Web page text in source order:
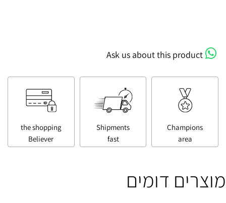
Ask us about this product
Champions
area
Shipments
fast
the shopping
Believer
מוצרים דומים